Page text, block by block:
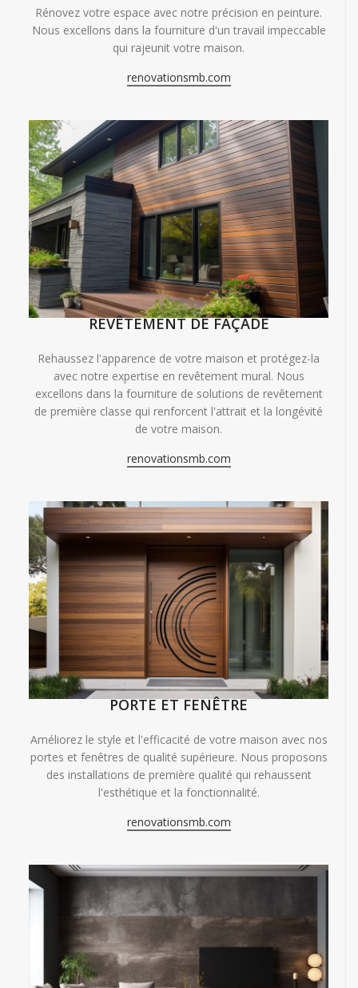
Rénovez votre espace avec notre précision en peinture.
Nous excellons dans la fourniture d'un travail impeccable
qui rajeunit votre maison.
renovationsmb.com
REVÊTEMENT DE FAÇADE
Rehaussez l'apparence de votre maison et protégez-la
avec notre expertise en revêtement mural. Nous
excellons dans la fourniture de solutions de revêtement
de première classe qui renforcent l'attrait et la longévité
de votre maison.
renovationsmb.com
PORTE ET FENÊTRE
Améliorez le style et l'efficacité de votre maison avec nos
portes et fenêtres de qualité supérieure. Nous proposons
des installations de première qualité qui rehaussent
l'esthétique et la fonctionnalité.
renovationsmb.com